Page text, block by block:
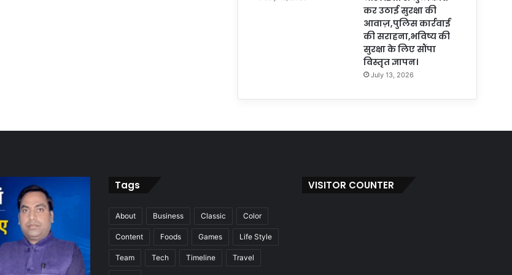
कर उठाई सुरक्षा की
आवाज़,पुलिस कार्रवाई
की सराहना,भविष्य की
सुरक्षा के लिए सौंपा
विस्तृत ज्ञापन।
July 13, 2026
Tags
About Business Classic Color
Content Foods Games Life Style
Team Tech Timeline Travel
VISITOR COUNTER